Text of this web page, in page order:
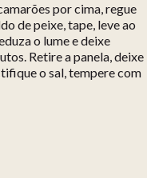
por cima, regue
de peixe, tape, leve ao
o lume e deixe
Retire a panela, deixe
o sal, tempere com